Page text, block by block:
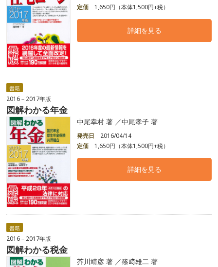
定価
1,650円（本体1,500円+税）
詳細を見る
書籍
2016－2017年版
図解わかる年金
中尾幸村 著 ／中尾孝子 著
発売日
2016/04/14
定価
1,650円（本体1,500円+税）
詳細を見る
書籍
2016－2017年版
図解わかる税金
芥川靖彦 著 ／篠﨑雄二 著